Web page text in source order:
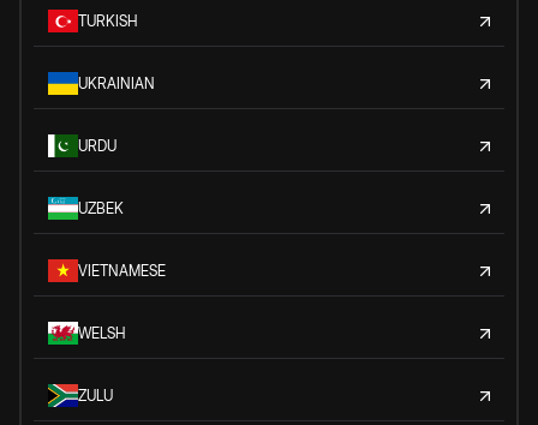
TURKISH
UKRAINIAN
URDU
UZBEK
VIETNAMESE
WELSH
ZULU